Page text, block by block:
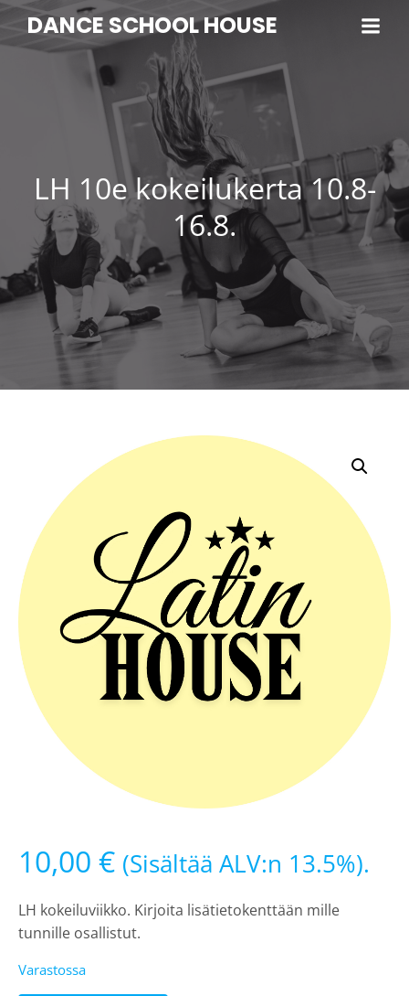
DANCE SCHOOL HOUSE
LH 10e kokeilukerta 10.8-
16.8.
10,00 € (Sisältää ALV:n 13.5%).
LH kokeiluviikko. Kirjoita lisätietokenttään mille
tunnille osallistut.
Varastossa